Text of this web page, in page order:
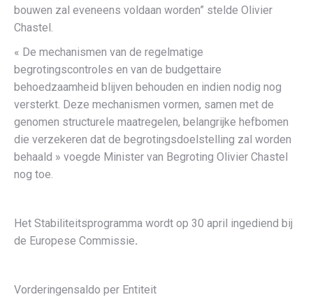
bouwen zal eveneens voldaan worden” stelde Olivier
Chastel.
« De mechanismen van de regelmatige
begrotingscontroles en van de budgettaire
behoedzaamheid blijven behouden en indien nodig nog
versterkt. Deze mechanismen vormen, samen met de
genomen structurele maatregelen, belangrijke hefbomen
die verzekeren dat de begrotingsdoelstelling zal worden
behaald » voegde Minister van Begroting Olivier Chastel
nog toe.
Het Stabiliteitsprogramma wordt op 30 april ingediend bij
de Europese Commissie.
Vorderingensaldo per Entiteit